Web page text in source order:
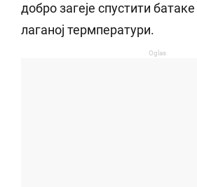
добро загеје спустити
лаганој термператури.
Oglas